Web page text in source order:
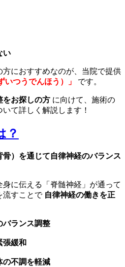
い
におすすめなのが、当院で提供
いつうでんほう）」 です。
をお探しの方 に向けて、施術の
て詳しく解説します！
？
骨）を通じて自律神経のバランス
に伝える「脊髄神経」が通って
流すことで 自律神経の働きを正
バランス調整
張緩和
の不調を軽減